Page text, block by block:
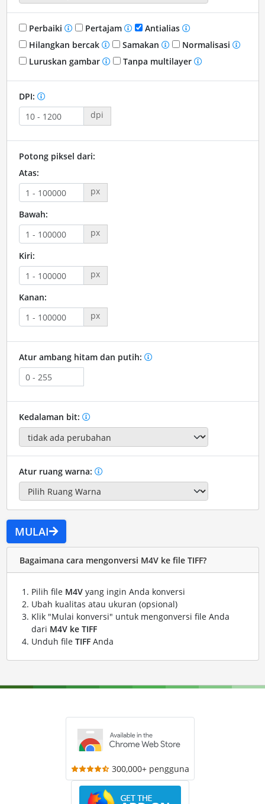
Perbaiki Pertajam
Antialias
Hilangkan bercak
Samakan
Normalisasi
Luruskan gambar
Tanpa multilayer
DPI:
dpi
Potong piksel dari:
Atas:
px
Bawah:
px
Kiri:
px
Kanan:
px
Atur ambang hitam dan putih:
Kedalaman bit:
Atur ruang warna:
MULAI
Bagaimana cara mengonversi M4V ke file TIFF?
Pilih file M4Vyang ingin Anda konversi
Ubah kualitas atau ukuran (opsional)
Klik "Mulai konversi" untuk mengonversi file Anda
dari M4V ke TIFF
Unduh file TIFFAnda
300,000+ pengguna